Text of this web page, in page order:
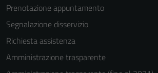
Prenotazione appuntamento
Segnalazione disservizio
Richiesta assistenza
Amministrazione trasparente